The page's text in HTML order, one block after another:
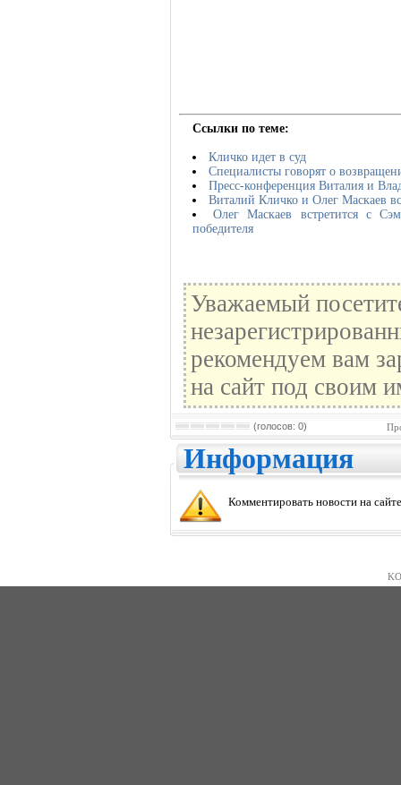
Ссылки по теме:
Кличко идет в суд
Специалисты говорят о
Пресс-конференция Виталия и
Виталий Кличко и Олег Маскаев
Олег Маскаев встретится с
победителя
Уважаемый
рекомендуем вам
на сайт под своим
(голосов: 0)
Информация
Комментировать новости на